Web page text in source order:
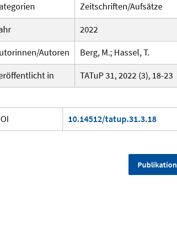
Zeitschriften/Aufsätze
2022
Autoren
Berg, M.; Hassel, T.
in
TATuP 31, 2022 (3), 18-23
10.14512/tatup.31.3.18